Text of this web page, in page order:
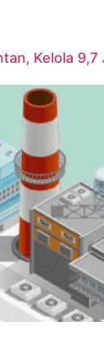
Kelola